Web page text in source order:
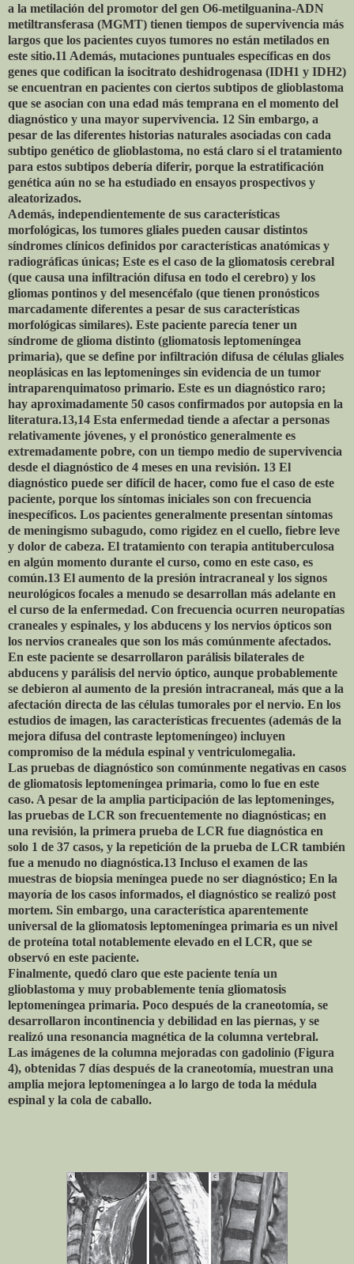
a la metilación del promotor del gen O6-metilguanina-ADN
metiltransferasa (MGMT) tienen tiempos de supervivencia más
largos que los pacientes cuyos tumores no están metilados en
este sitio.11 Además, mutaciones puntuales específicas en dos
genes que codifican la isocitrato deshidrogenasa (IDH1 y IDH2)
se encuentran en pacientes con ciertos subtipos de glioblastoma
que se asocian con una edad más temprana en el momento del
diagnóstico y una mayor supervivencia. 12 Sin embargo, a
pesar de las diferentes historias naturales asociadas con cada
subtipo genético de glioblastoma, no está claro si el tratamiento
para estos subtipos debería diferir, porque la estratificación
genética aún no se ha estudiado en ensayos prospectivos y
aleatorizados.
Además, independientemente de sus características
morfológicas, los tumores gliales pueden causar distintos
síndromes clínicos definidos por características anatómicas y
radiográficas únicas; Este es el caso de la gliomatosis cerebral
(que causa una infiltración difusa en todo el cerebro) y los
gliomas pontinos y del mesencéfalo (que tienen pronósticos
marcadamente diferentes a pesar de sus características
morfológicas similares). Este paciente parecía tener un
síndrome de glioma distinto (gliomatosis leptomeníngea
primaria), que se define por infiltración difusa de células gliales
neoplásicas en las leptomeninges sin evidencia de un tumor
intraparenquimatoso primario. Este es un diagnóstico raro;
hay aproximadamente 50 casos confirmados por autopsia en la
literatura.13,14 Esta enfermedad tiende a afectar a personas
relativamente jóvenes, y el pronóstico generalmente es
extremadamente pobre, con un tiempo medio de supervivencia
desde el diagnóstico de 4 meses en una revisión. 13 El
diagnóstico puede ser difícil de hacer, como fue el caso de este
paciente, porque los síntomas iniciales son con frecuencia
inespecíficos. Los pacientes generalmente presentan síntomas
de meningismo subagudo, como rigidez en el cuello, fiebre leve
y dolor de cabeza. El tratamiento con terapia antituberculosa
en algún momento durante el curso, como en este caso, es
común.13 El aumento de la presión intracraneal y los signos
neurológicos focales a menudo se desarrollan más adelante en
el curso de la enfermedad. Con frecuencia ocurren neuropatías
craneales y espinales, y los abducens y los nervios ópticos son
los nervios craneales que son los más comúnmente afectados.
En este paciente se desarrollaron parálisis bilaterales de
abducens y parálisis del nervio óptico, aunque probablemente
se debieron al aumento de la presión intracraneal, más que a la
afectación directa de las células tumorales por el nervio. En los
estudios de imagen, las características frecuentes (además de la
mejora difusa del contraste leptomeníngeo) incluyen
compromiso de la médula espinal y ventriculomegalia.
Las pruebas de diagnóstico son comúnmente negativas en casos
de gliomatosis leptomeníngea primaria, como lo fue en este
caso. A pesar de la amplia participación de las leptomeninges,
las pruebas de LCR son frecuentemente no diagnósticas; en
una revisión, la primera prueba de LCR fue diagnóstica en
solo 1 de 37 casos, y la repetición de la prueba de LCR también
fue a menudo no diagnóstica.13 Incluso el examen de las
muestras de biopsia meníngea puede no ser diagnóstico; En la
mayoría de los casos informados, el diagnóstico se realizó post
mortem. Sin embargo, una característica aparentemente
universal de la gliomatosis leptomeníngea primaria es un nivel
de proteína total notablemente elevado en el LCR, que se
observó en este paciente.
Finalmente, quedó claro que este paciente tenía un
glioblastoma y muy probablemente tenía gliomatosis
leptomeníngea primaria. Poco después de la craneotomía, se
desarrollaron incontinencia y debilidad en las piernas, y se
realizó una resonancia magnética de la columna vertebral.
Las imágenes de la columna mejoradas con gadolinio (Figura
4), obtenidas 7 días después de la craneotomía, muestran una
amplia mejora leptomeníngea a lo largo de toda la médula
espinal y la cola de caballo.